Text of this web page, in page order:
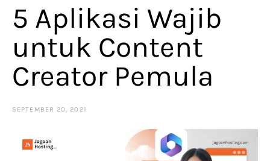
5 Aplikasi Wajib
untuk Content
Creator Pemula
SEPTEMBER 20, 2021